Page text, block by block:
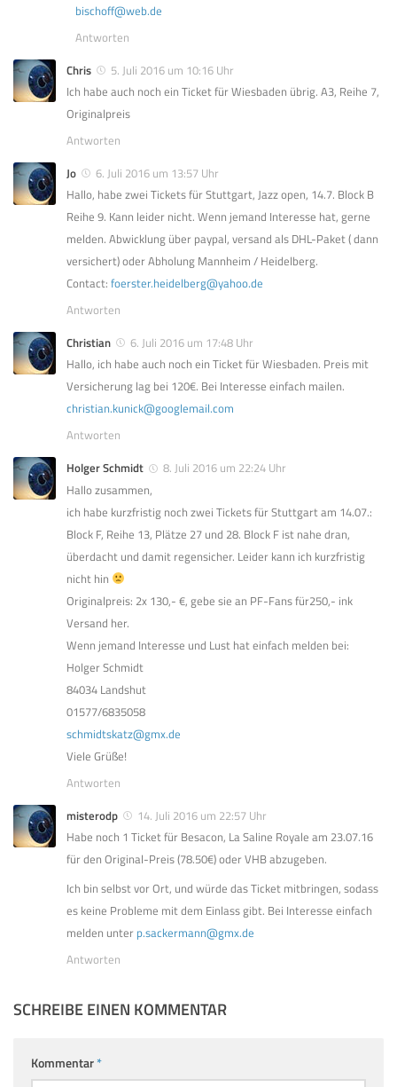
bischoff@web.de
Antworten
Chris
5. Juli 2016 um 10:16 Uhr
Ich habe auch noch ein Ticket für Wiesbaden übrig. A3, Reihe 7,
Originalpreis
Antworten
Jo
6. Juli 2016 um 13:57 Uhr
Hallo, habe zwei Tickets für Stuttgart, Jazz open, 14.7. Block B
Reihe 9. Kann leider nicht. Wenn jemand Interesse hat, gerne
melden. Abwicklung über paypal, versand als DHL-Paket ( dann
versichert) oder Abholung Mannheim / Heidelberg.
Contact: foerster.heidelberg@yahoo.de
Antworten
Christian
6. Juli 2016 um 17:48 Uhr
Hallo, ich habe auch noch ein Ticket für Wiesbaden. Preis mit
Versicherung lag bei 120€. Bei Interesse einfach mailen.
christian.kunick@googlemail.com
Antworten
Holger Schmidt
8. Juli 2016 um 22:24 Uhr
Hallo zusammen,
ich habe kurzfristig noch zwei Tickets für Stuttgart am 14.07.:
Block F, Reihe 13, Plätze 27 und 28. Block F ist nahe dran,
überdacht und damit regensicher. Leider kann ich kurzfristig
nicht hin
Originalpreis: 2x 130,- €, gebe sie an PF-Fans für250,- ink
Versand her.
Wenn jemand Interesse und Lust hat einfach melden bei:
Holger Schmidt
84034 Landshut
01577/6835058
schmidtskatz@gmx.de
Viele Grüße!
Antworten
misterodp
14. Juli 2016 um 22:57 Uhr
Habe noch 1 Ticket für Besacon, La Saline Royale am 23.07.16
für den Original-Preis (78.50€) oder VHB abzugeben.
Ich bin selbst vor Ort, und würde das Ticket mitbringen, sodass
es keine Probleme mit dem Einlass gibt. Bei Interesse einfach
melden unter p.sackermann@gmx.de
Antworten
SCHREIBE EINEN KOMMENTAR
Kommentar*